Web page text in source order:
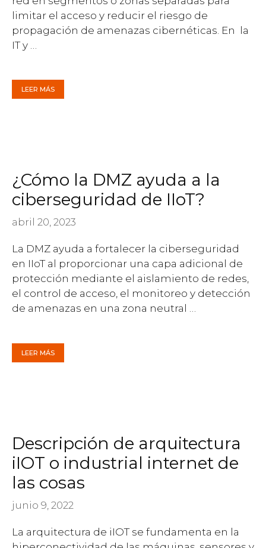
limitar el acceso y reducir el riesgo de
propagación de amenazas cibernéticas. En la
IT y …
LEER MÁS
¿Cómo la DMZ ayuda a la
ciberseguridad de IIoT?
abril 20, 2023
La DMZ ayuda a fortalecer la ciberseguridad
en IIoT al proporcionar una capa adicional de
protección mediante el aislamiento de redes,
el control de acceso, el monitoreo y detección
de amenazas en una zona neutral …
LEER MÁS
Descripción de arquitectura
iIOT o industrial internet de
las cosas
junio 9, 2022
La arquitectura de iIOT se fundamenta en la